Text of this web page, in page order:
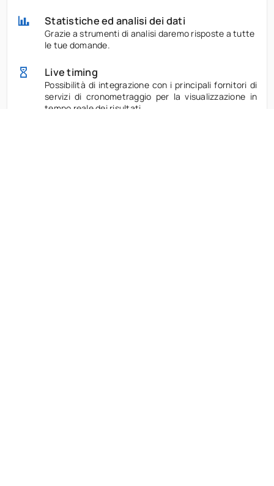
Statistiche ed analisi dei dati
Grazie a strumenti di analisi daremo risposte a tutte
le tue domande.
Live timing
Possibilità di integrazione con i principali fornitori di
servizi di cronometraggio per la visualizzazione in
tempo reale dei risultati.